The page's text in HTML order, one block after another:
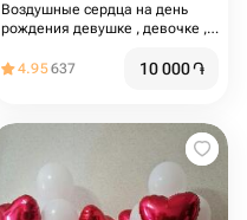
Воздушные сердца на день
рождения девушке , девочке ,
для влюбленных ,на свадьбу
4.95637 10 000֏